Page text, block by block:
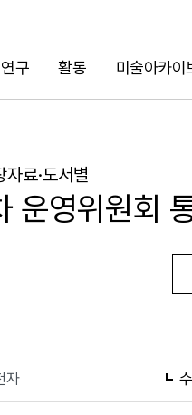
연구 활동 미술아카이
자료·도서별
운영위원회
자